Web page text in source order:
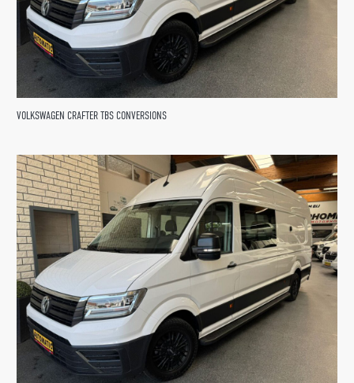
VOLKSWAGEN CRAFTER TBS CONVERSIONS